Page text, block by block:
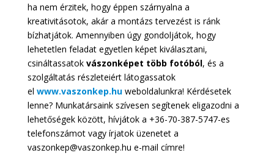
ha nem érzitek, hogy éppen szárnyalna a
kreativitásotok, akár a montázs tervezést is ránk
bízhatjátok. Amennyiben úgy gondoljátok, hogy
lehetetlen feladat egyetlen képet kiválasztani,
csináltassatok vászonképet több fotóból, és a
szolgáltatás részleteiért látogassatok
el www.vaszonkep.huweboldalunkra! Kérdésetek
lenne? Munkatársaink szívesen segítenek eligazodni a
lehetőségek között, hívjátok a +36-70-387-5747-es
telefonszámot vagy írjatok üzenetet a
vaszonkep@vaszonkep.hu e-mail címre!